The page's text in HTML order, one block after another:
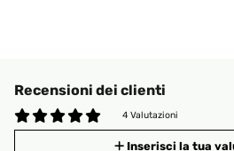
Recensioni dei clienti
4 Valutazioni
Inserisci la tua